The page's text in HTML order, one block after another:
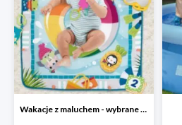
Wakacje z maluchem - wybrane zabawki Fisher-Price w Empiku-20%